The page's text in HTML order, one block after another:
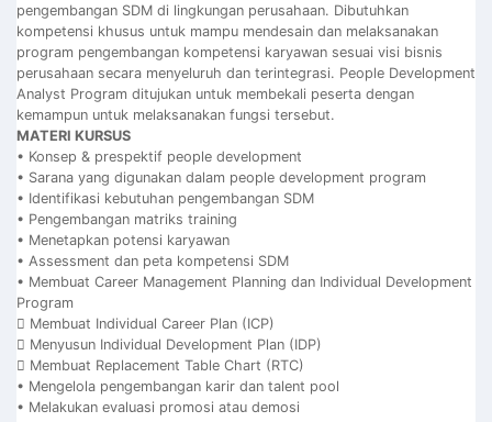
pengembangan SDM di lingkungan perusahaan. Dibutuhkan
kompetensi khusus untuk mampu mendesain dan melaksanakan
program pengembangan kompetensi karyawan sesuai visi bisnis
perusahaan secara menyeluruh dan terintegrasi. People Development
Analyst Program ditujukan untuk membekali peserta dengan
kemampun untuk melaksanakan fungsi tersebut.
MATERI KURSUS
• Konsep & prespektif people development
• Sarana yang digunakan dalam people development program
• Identifikasi kebutuhan pengembangan SDM
• Pengembangan matriks training
• Menetapkan potensi karyawan
• Assessment dan peta kompetensi SDM
• Membuat Career Management Planning dan Individual Development
Program
 Membuat Individual Career Plan (ICP)
 Menyusun Individual Development Plan (IDP)
 Membuat Replacement Table Chart (RTC)
• Mengelola pengembangan karir dan talent pool
• Melakukan evaluasi promosi atau demosi